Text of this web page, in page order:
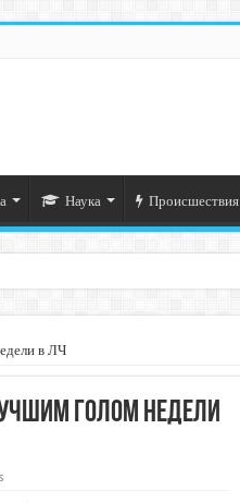
Наука Происшествия
в ЛЧ
голом недели